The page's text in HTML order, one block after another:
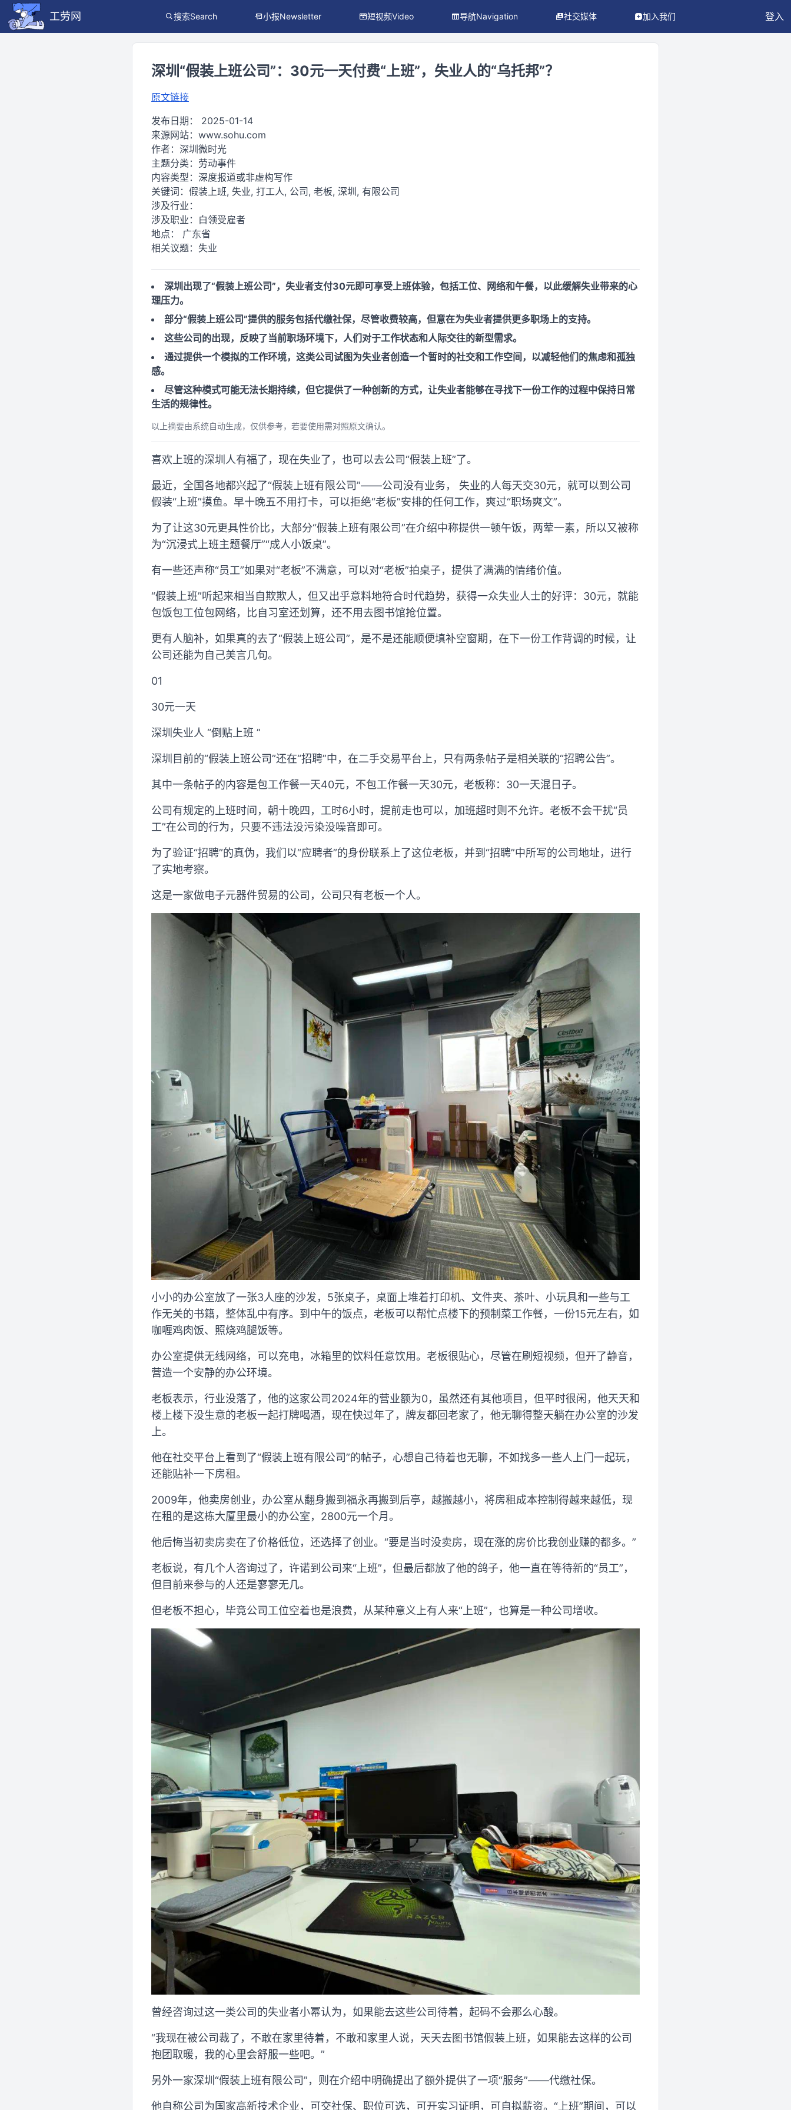
工劳网 搜索Search 小报Newsletter 短视频Video 导航Navigation 社交媒体 加入我们 登入
深圳“假装上班公司”：30元一天付费“上班”，失业人的“乌托邦”？
原文链接
发布日期： 2025-01-14
来源网站： www.sohu.com
作者： 深圳微时光
主题分类： 劳动事件
内容类型： 深度报道或非虚构写作
关键词： 假装上班, 失业, 打工人, 公司, 老板, 深圳, 有限公司
涉及行业：
涉及职业： 白领受雇者
地点： 广东省
相关议题： 失业
深圳出现了“假装上班公司”，失业者支付30元即可享受上班体验，包括工位、网络和午餐，以此缓解失业带来的心
理压力。
部分“假装上班公司”提供的服务包括代缴社保，尽管收费较高，但意在为失业者提供更多职场上的支持。
这些公司的出现，反映了当前职场环境下，人们对于工作状态和人际交往的新型需求。
通过提供一个模拟的工作环境，这类公司试图为失业者创造一个暂时的社交和工作空间，以减轻他们的焦虑和孤独
感。
尽管这种模式可能无法长期持续，但它提供了一种创新的方式，让失业者能够在寻找下一份工作的过程中保持日常
生活的规律性。
以上摘要由系统自动生成，仅供参考，若要使用需对照原文确认。
喜欢上班的深圳人有福了，现在失业了，也可以去公司“假装上班”了。
最近，全国各地都兴起了“假装上班有限公司”——公司没有业务， 失业的人每天交30元，就可以到公司
假装“上班”摸鱼。早十晚五不用打卡，可以拒绝“老板”安排的任何工作，爽过“职场爽文”。
为了让这30元更具性价比，大部分“假装上班有限公司”在介绍中称提供一顿午饭，两荤一素，所以又被称
为“沉浸式上班主题餐厅”“成人小饭桌”。
有一些还声称“员工”如果对“老板”不满意，可以对“老板”拍桌子，提供了满满的情绪价值。
“假装上班”听起来相当自欺欺人，但又出乎意料地符合时代趋势，获得一众失业人士的好评：30元，就能
包饭包工位包网络，比自习室还划算，还不用去图书馆抢位置。
更有人脑补，如果真的去了“假装上班公司”，是不是还能顺便填补空窗期，在下一份工作背调的时候，让
公司还能为自己美言几句。
01
30元一天
深圳失业人 “倒贴上班 ”
深圳目前的“假装上班公司”还在“招聘”中，在二手交易平台上，只有两条帖子是相关联的“招聘公告”。
其中一条帖子的内容是包工作餐一天40元，不包工作餐一天30元，老板称：30一天混日子。
公司有规定的上班时间，朝十晚四，工时6小时，提前走也可以，加班超时则不允许。老板不会干扰“员
工”在公司的行为，只要不违法没污染没噪音即可。
为了验证“招聘”的真伪，我们以“应聘者”的身份联系上了这位老板，并到“招聘”中所写的公司地址，进行
了实地考察。
这是一家做电子元器件贸易的公司，公司只有老板一个人。
小小的办公室放了一张3人座的沙发，5张桌子，桌面上堆着打印机、文件夹、茶叶、小玩具和一些与工
作无关的书籍，整体乱中有序。到中午的饭点，老板可以帮忙点楼下的预制菜工作餐，一份15元左右，如
咖喱鸡肉饭、照烧鸡腿饭等。
办公室提供无线网络，可以充电，冰箱里的饮料任意饮用。老板很贴心，尽管在刷短视频，但开了静音，
营造一个安静的办公环境。
老板表示，行业没落了，他的这家公司2024年的营业额为0，虽然还有其他项目，但平时很闲，他天天和
楼上楼下没生意的老板一起打牌喝酒，现在快过年了，牌友都回老家了，他无聊得整天躺在办公室的沙发
上。
他在社交平台上看到了“假装上班有限公司”的帖子，心想自己待着也无聊，不如找多一些人上门一起玩，
还能贴补一下房租。
2009年，他卖房创业，办公室从翻身搬到福永再搬到后亭，越搬越小，将房租成本控制得越来越低，现
在租的是这栋大厦里最小的办公室，2800元一个月。
他后悔当初卖房卖在了价格低位，还选择了创业。“要是当时没卖房，现在涨的房价比我创业赚的都多。”
老板说，有几个人咨询过了，许诺到公司来“上班”，但最后都放了他的鸽子，他一直在等待新的“员工”，
但目前来参与的人还是寥寥无几。
但老板不担心，毕竟公司工位空着也是浪费，从某种意义上有人来“上班”，也算是一种公司增收。
曾经咨询过这一类公司的失业者小幂认为，如果能去这些公司待着，起码不会那么心酸。
“我现在被公司裁了，不敢在家里待着，不敢和家里人说，天天去图书馆假装上班，如果能去这样的公司
抱团取暖，我的心里会舒服一些吧。”
另外一家深圳“假装上班有限公司”，则在介绍中明确提出了额外提供了一项“服务”——代缴社保。
他自称公司为国家高新技术企业，可交社保、职位可选，可开实习证明，可自拟薪资。“上班”期间，可以